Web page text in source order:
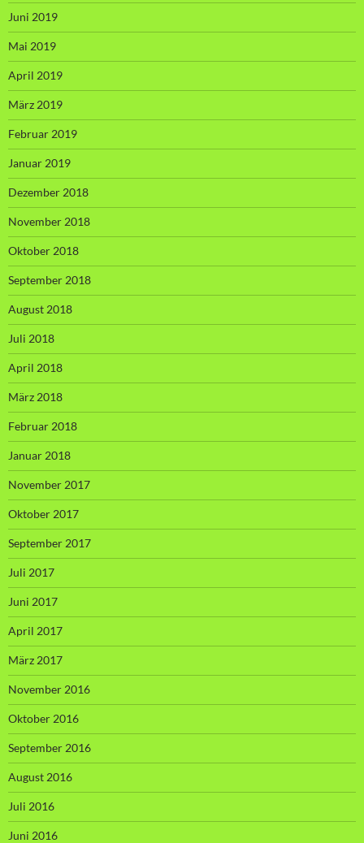
Juni 2019
Mai 2019
April 2019
März 2019
Februar 2019
Januar 2019
Dezember 2018
November 2018
Oktober 2018
September 2018
August 2018
Juli 2018
April 2018
März 2018
Februar 2018
Januar 2018
November 2017
Oktober 2017
September 2017
Juli 2017
Juni 2017
April 2017
März 2017
November 2016
Oktober 2016
September 2016
August 2016
Juli 2016
Juni 2016